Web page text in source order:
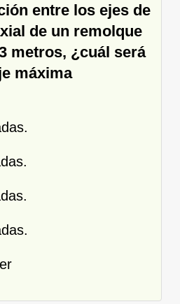
entre los ejes de
de un remolque
metros, ¿cuál será
máxima